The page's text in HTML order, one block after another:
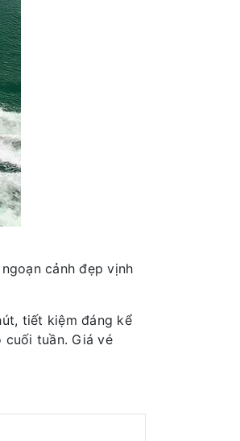
cảnh đẹp vịnh
tiết kiệm đáng kể
cuối tuần. Giá vé